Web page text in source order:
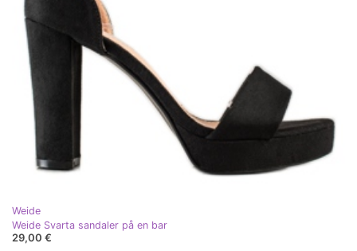
Weide
Weide Svarta sandaler på en bar
29,00 €